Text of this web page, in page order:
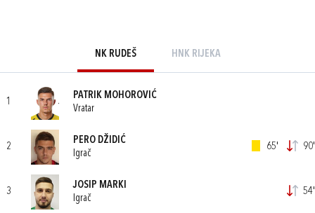
NK RUDEŠ HNK RIJEKA
1
PATRIK MOHOROVIĆ
Vratar
2
PERO DŽIDIĆ
Igrač
65' 90'
3
JOSIP MARKI
Igrač
54'